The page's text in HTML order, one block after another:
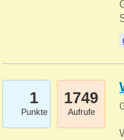
1
Punkte
1749
Aufrufe